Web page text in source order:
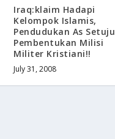
Iraq:klaim Hadapi
Kelompok Islamis,
Pendudukan As Setuju
Pembentukan Milisi
Militer Kristiani!!
July 31, 2008